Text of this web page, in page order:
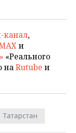
канал,
и
«Реального
наRutube и
Татарстан